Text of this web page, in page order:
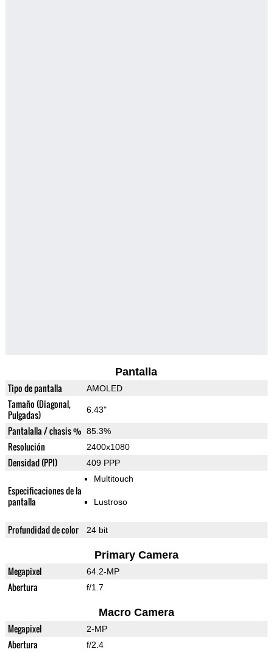
Pantalla
Tipo de pantalla AMOLED
Tamaño (Diagonal,
Pulgadas)
6.43"
Pantalalla / chasis % 85.3%
Resolución 2400x1080
Densidad (PPI) 409 PPP
Especificaciones de la
pantalla
Multitouch
Lustroso
Profundidad de color 24 bit
Primary Camera
Megapixel 64.2-MP
Abertura f/1.7
Macro Camera
Megapixel 2-MP
Abertura f/2.4